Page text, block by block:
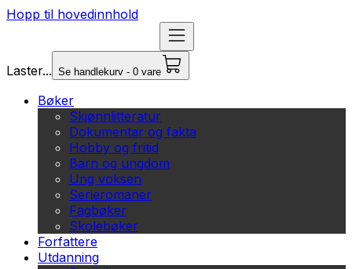
Hopp til hovedinnhold
Laster... Se handlekurv - 0 vare
Bøker
Skjønnlitteratur
Dokumentar og fakta
Hobby og fritid
Barn og ungdom
Ung voksen
Serieromaner
Fagbøker
Skolebøker
Forfattere
Utdanning